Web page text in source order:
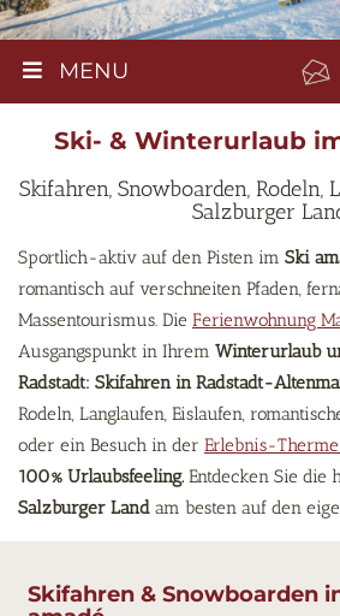
MENU
Ski- & Winterurlaub
Skifahren, Snowboarden,
Salzburger
Sportlich-aktiv auf den Pisten im Ski
romantisch auf verschneiten Pfaden,
Massentourismus. Die Ferienwohnung
Ausgangspunkt in Ihrem Winterurlaub
Radstadt: Skifahren in Radstadt-
Rodeln, Langlaufen, Eislaufen,
oder ein Besuch in der Erlebnis-
100% Urlaubsfeeling. Entdecken Sie die
Salzburger Land am besten auf den
Skifahren & Snowboarden